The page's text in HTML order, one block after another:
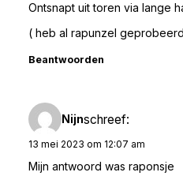
Ontsnapt uit toren via lange
( heb al rapunzel
Beantwoorden
Nijnschreef:
13 mei 2023 om 12:07 am
Mijn antwoord was raponsje